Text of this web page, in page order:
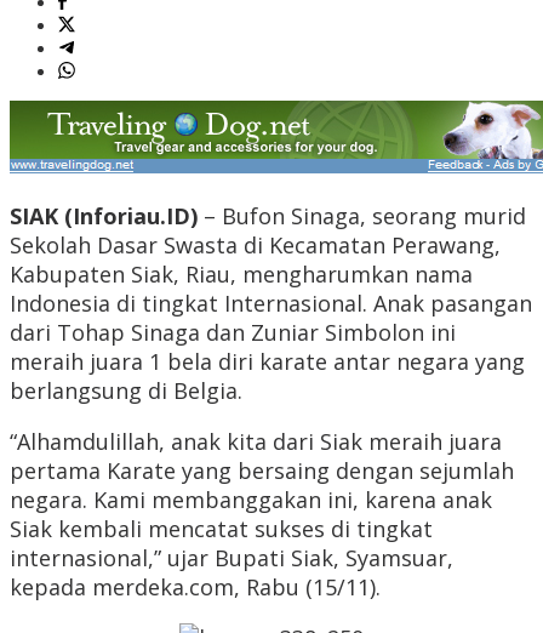
SIAK (Inforiau.ID) – Bufon Sinaga, seorang murid
Sekolah Dasar Swasta di Kecamatan Perawang,
Kabupaten Siak, Riau, mengharumkan nama
Indonesia di tingkat Internasional. Anak pasangan
dari Tohap Sinaga dan Zuniar Simbolon ini
meraih juara 1 bela diri karate antar negara yang
berlangsung di Belgia.
“Alhamdulillah, anak kita dari Siak meraih juara
pertama Karate yang bersaing dengan sejumlah
negara. Kami membanggakan ini, karena anak
Siak kembali mencatat sukses di tingkat
internasional,” ujar Bupati Siak, Syamsuar,
kepada merdeka.com, Rabu (15/11).